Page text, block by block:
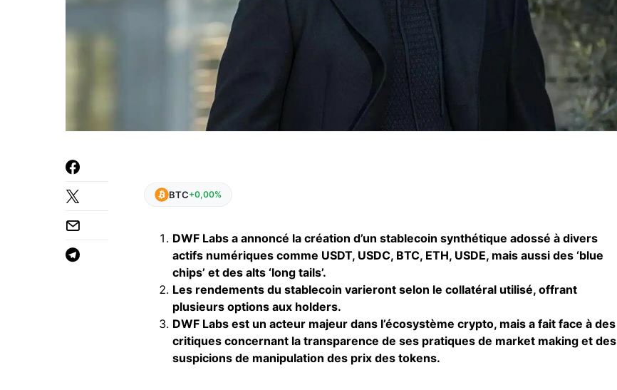
BTC+0,00%
DWF Labs a annoncé la création d’un stablecoin synthétique adossé à divers
actifs numériques comme USDT, USDC, BTC, ETH, USDE, mais aussi des ‘blue
chips’ et des alts ‘long tails’.
Les rendements du stablecoin varieront selon le collatéral utilisé, offrant
plusieurs options aux holders.
DWF Labs est un acteur majeur dans l’écosystème crypto, mais a fait face à des
critiques concernant la transparence de ses pratiques de market making et des
suspicions de manipulation des prix des tokens.